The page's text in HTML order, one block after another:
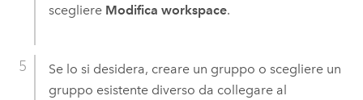
scegliere Modifica workspace.
Se lo si desidera, creare un gruppo o scegliere un
gruppo esistente diverso da collegare al